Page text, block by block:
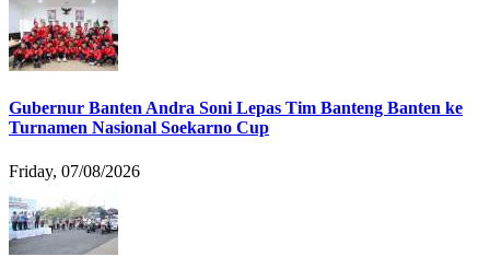
Gubernur Banten Andra Soni Lepas Tim Banteng Banten ke
Turnamen Nasional Soekarno Cup
Friday, 07/08/2026